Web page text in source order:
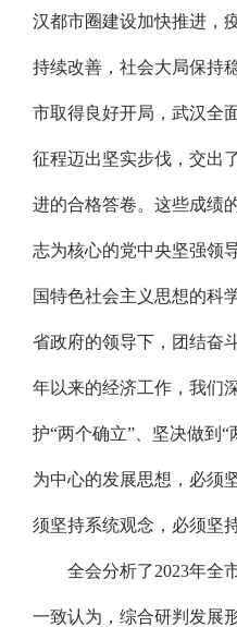
汉都市圈建设加快推进，
持续改善，社会大局保持
市取得良好开局，武汉全
征程迈出坚实步伐，交出
进的合格答卷。这些成绩
志为核心的党中央坚强领
国特色社会主义思想的科
省政府的领导下，团结奋
年以来的经济工作，我们
护“两个确立”、坚决做到
为中心的发展思想，必须
须坚持系统观念，必须坚
全会分析了2023年全
一致认为，综合研判发展